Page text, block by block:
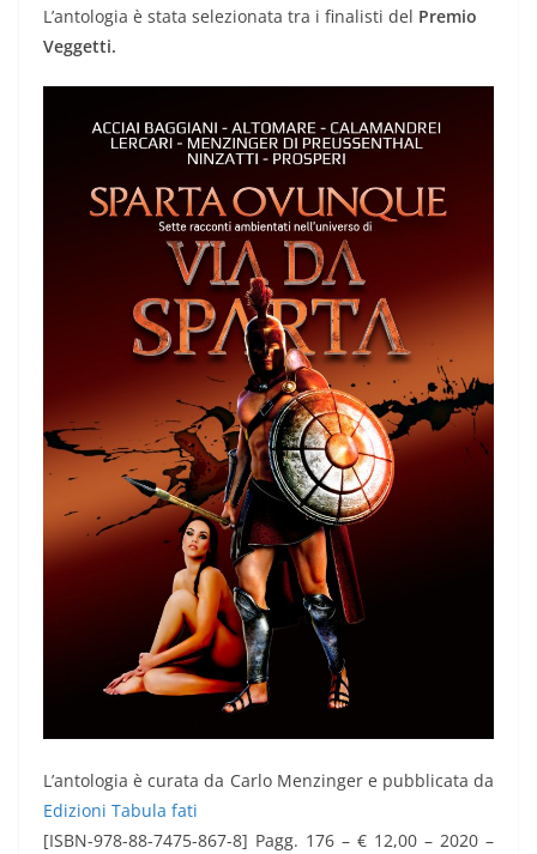
L’antologia è stata selezionata tra i finalisti del Premio
Veggetti.
L’antologia è curata da Carlo Menzinger e pubblicata da
Edizioni Tabula fati
[ISBN-978-88-7475-867-8] Pagg. 176 – € 12,00 – 2020 –